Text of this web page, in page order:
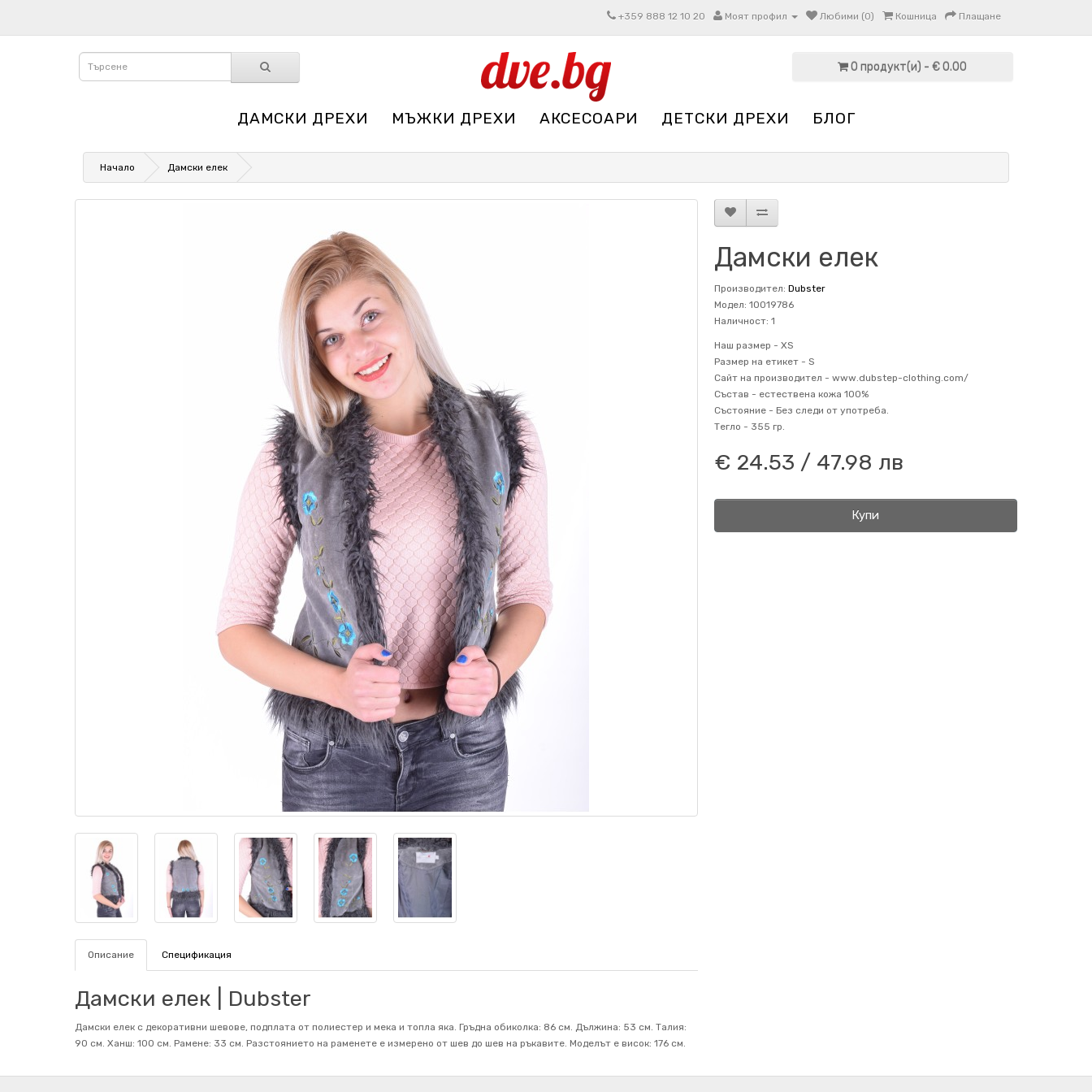
+359 888 12 10 20 Моят профил Любими (0) Кошница Плащане
0 продукт(и) - € 0.00
ДАМСКИ ДРЕХИ МЪЖКИ ДРЕХИ АКСЕСОАРИ ДЕТСКИ ДРЕХИ БЛОГ
Начало Дамски елек
Описание Спецификация
Дамски елек | Dubster
Дамски елек с декоративни шевове, подплата от полиестер и мека и топла яка. Гръдна обиколка: 86 см. Дължина: 53 см. Талия:
90 см. Ханш: 100 см. Рамене: 33 см. Разстоянието на раменете е измерено от шев до шев на ръкавите. Mоделът е висок: 176 см.
Дамски елек
Производител: Dubster
Модел: 10019786
Наличност: 1
Наш размер - XS
Размер на етикет - S
Сайт на производител - www.dubstep-clothing.com/
Състав - естествена кожа 100%
Състояние - Без следи от употреба.
Тегло - 355 гр.
€ 24.53 / 47.98 лв
Купи